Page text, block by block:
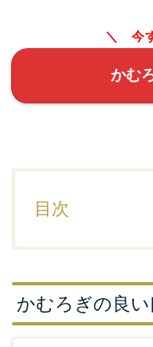
＼ 今
かむ
目次
かむろぎの良